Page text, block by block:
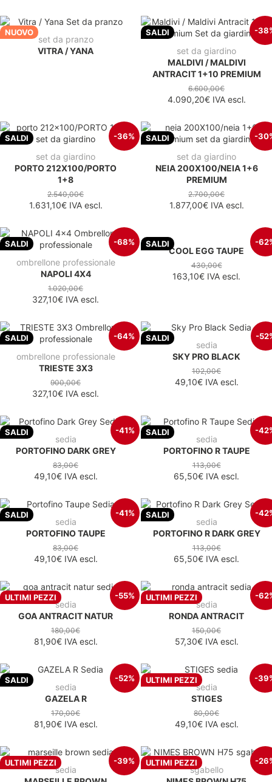
NUOVO
set da pranzo
VITRA / YANA
SALDI -
set da giardino
MALDIVI / MALDIVI
ANTRACIT 1+10 PREMIUM
6.600,00€
4.090,20€IVA escl.
SALDI -36%
set da giardino
PORTO 212X100/PORTO
1+8
2.540,00€
1.631,10€IVA escl.
SALDI -
set da giardino
NEIA 200X100/NEIA 1+6
PREMIUM
2.700,00€
1.877,00€IVA escl.
SALDI -68%
ombrellone professionale
NAPOLI 4X4
1.020,00€
327,10€ IVA escl.
SALDI -
COOL EGG TAUPE
430,00€
163,10€ IVA escl.
SALDI -64%
ombrellone professionale
TRIESTE 3X3
900,00€
327,10€ IVA escl.
SALDI -
sedia
SKY PRO BLACK
102,00€
49,10€IVA escl.
SALDI -41%
sedia
PORTOFINO DARK GREY
83,00€
49,10€IVA escl.
SALDI -
sedia
PORTOFINO R TAUPE
113,00€
65,50€ IVA escl.
SALDI -41%
sedia
PORTOFINO TAUPE
83,00€
49,10€IVA escl.
SALDI -
sedia
PORTOFINO R DARK GREY
113,00€
65,50€ IVA escl.
ULTIMI PEZZI -55%
sedia
GOA ANTRACIT NATUR
180,00€
81,90€IVA escl.
ULTIMI PEZZI -
sedia
RONDA ANTRACIT
150,00€
57,30€IVA escl.
SALDI -52%
sedia
GAZELA R
170,00€
81,90€IVA escl.
ULTIMI PEZZI -
sedia
STIGES
80,00€
49,10€IVA escl.
ULTIMI PEZZI -39%
sedia
ULTIMI PEZZI -
sgabello